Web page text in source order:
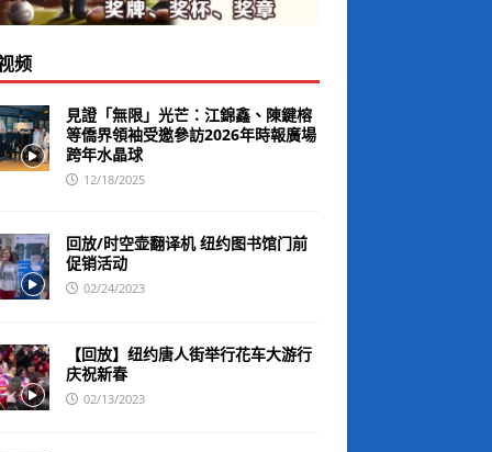
频
見證「無限」光芒：江錦鑫、陳鍵榕
等僑界領袖受邀參訪2026年時報廣場
跨年水晶球
12/18/2025
回放/时空壶翻译机 纽约图书馆门前
促销活动
02/24/2023
【回放】纽约唐人街举行花车大游行
庆祝新春
02/13/2023